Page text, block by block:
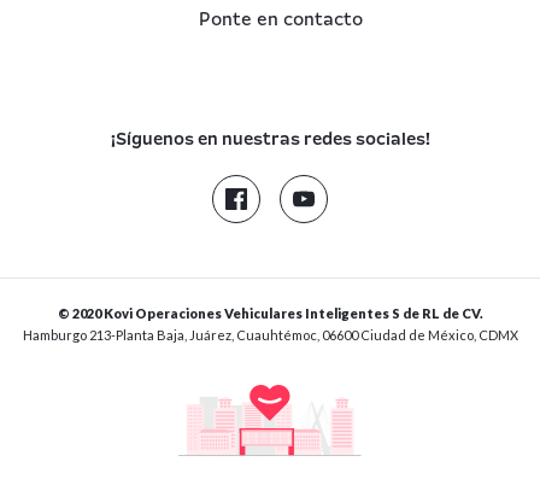
Ponte en contacto
¡Síguenos en nuestras redes sociales!
© 2020 Kovi Operaciones Vehiculares Inteligentes S de RL de CV.
Hamburgo 213-Planta Baja, Juárez, Cuauhtémoc, 06600 Ciudad de México, CDMX